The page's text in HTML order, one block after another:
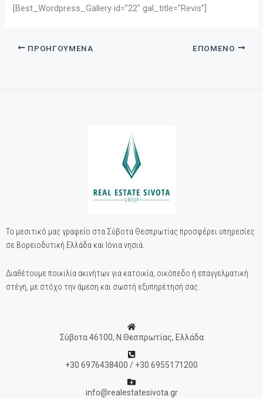
[Best_Wordpress_Gallery id=”22″ gal_title=”Revis”]
ΠΡΟΗΓΟΎΜΕΝΑ ΕΠΌΜΕΝΟ
Το μεσιτικό μας γραφείο στα Σύβοτα Θεσπρωτίας προσφέρει υπηρεσίες
σε Βορειοδυτική Ελλάδα και Ιόνια νησιά.
Διαθέτουμε ποικιλία ακινήτων για κατοικία, οικόπεδο ή επαγγελματική
στέγη, με στόχο την άμεση και σωστή εξυπηρέτησή σας.
Σύβοτα 46100, Ν.Θεσπρωτίας, Ελλάδα
+30 6976438400 / +30 6955171200
info@realestatesivota.gr